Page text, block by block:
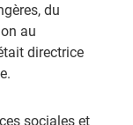
du
au
directrice
sociales et